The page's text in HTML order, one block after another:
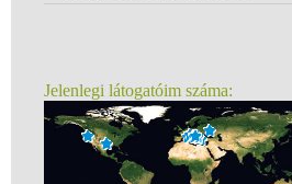
Jelenlegi látogatóim száma: